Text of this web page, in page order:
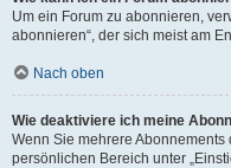
Um ein Forum zu abonnieren,
abonnieren“, der sich meist am
Nach oben
Wie deaktiviere ich meine
Wenn Sie mehrere
persönlichen Bereich unter